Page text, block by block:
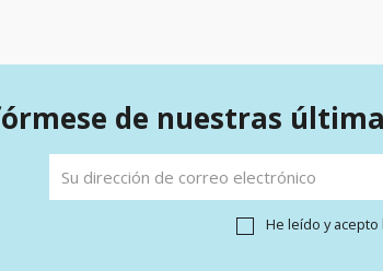
de nuestras
He leído y acepto